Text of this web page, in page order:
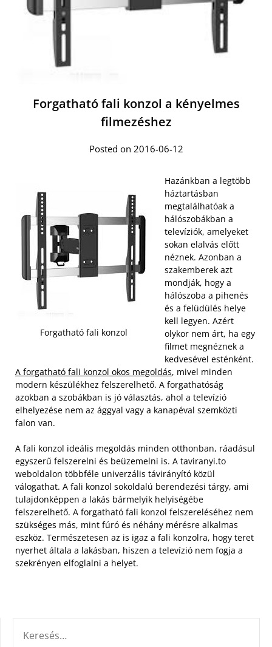
Forgatható fali konzol a kényelmes
filmezéshez
Posted on 2016-06-12
Forgatható fali konzol
Hazánkban a legtöbb
háztartásban
megtalálhatóak a
hálószobákban a
televíziók, amelyeket
sokan elalvás előtt
néznek. Azonban a
szakemberek azt
mondják, hogy a
hálószoba a pihenés
és a felüdülés helye
kell legyen. Azért
olykor nem árt, ha egy
filmet megnéznek a
kedvesével esténként.
A forgatható fali konzol okos megoldás, mivel minden
modern készülékhez felszerelhető. A forgathatóság
azokban a szobákban is jó választás, ahol a televízió
elhelyezése nem az ággyal vagy a kanapéval szemközti
falon van.
A fali konzol ideális megoldás minden otthonban, ráadásul
egyszerű felszerelni és beüzemelni is. A taviranyi.to
weboldalon többféle univerzális távirányító közül
válogathat. A fali konzol sokoldalú berendezési tárgy, ami
tulajdonképpen a lakás bármelyik helyiségébe
felszerelhető. A forgatható fali konzol felszereléséhez nem
szükséges más, mint fúró és néhány mérésre alkalmas
eszköz. Természetesen az is igaz a fali konzolra, hogy teret
nyerhet általa a lakásban, hiszen a televízió nem fogja a
szekrényen elfoglalni a helyet.